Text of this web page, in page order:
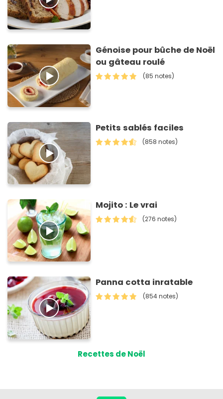
Génoise pour bûche de Noël
ou gâteau roulé
(85 notes)
Petits sablés faciles
(858 notes)
Mojito : Le vrai
(276 notes)
Panna cotta inratable
(854 notes)
Recettes de Noël